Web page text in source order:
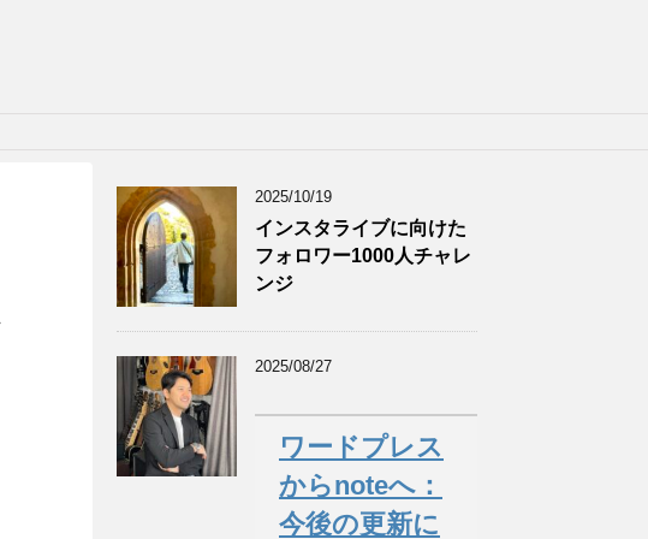
2025/10/19
インスタライブに向けた
フォロワー1000人チャレ
ンジ
2025/08/27
ワードプレス
からnoteへ：
今後の更新に